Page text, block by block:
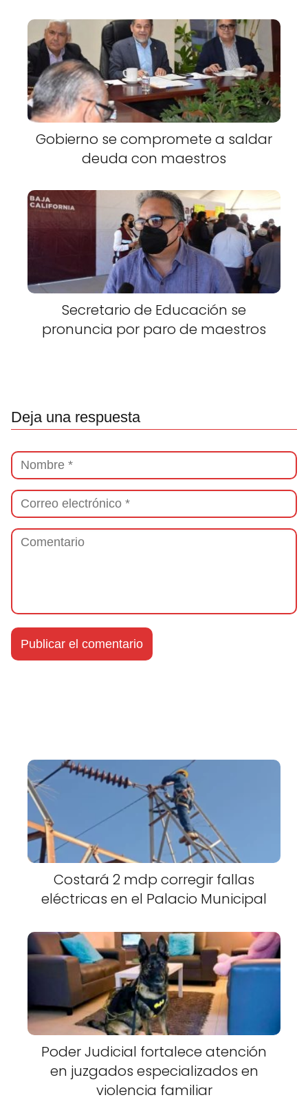
Gobierno se compromete a saldar
deuda con maestros
Secretario de Educación se
pronuncia por paro de maestros
Deja una respuesta
Costará 2 mdp corregir fallas
eléctricas en el Palacio Municipal
Poder Judicial fortalece atención
en juzgados especializados en
violencia familiar